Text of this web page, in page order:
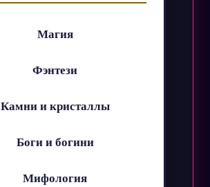
Магия
Фэнтези
Камни и кристаллы
Боги и богини
Мифология